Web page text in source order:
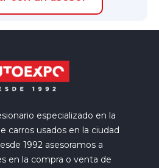
especializado en la
carros usados en la ciudad
1992 asesoramos a
en la compra o venta de